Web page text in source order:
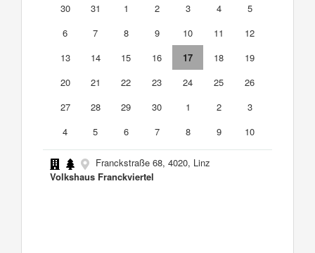
30
31 1 2 3 4
5
6
7 8 9 10 11
12
13
14 15 16 17 18
19
20
21 22 23 24 25
26
27
28 29 30 1 2
3
4
5 6 7 8 9 10
Franckstraße 68, 4020, Linz
Volkshaus Franckviertel